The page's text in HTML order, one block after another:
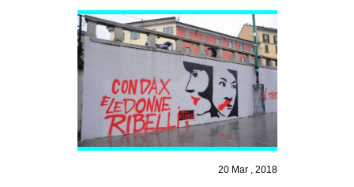
ABOUT
AREA
DEGENERAZIONE
GAZA FREESTYLE
20 Mar , 2018